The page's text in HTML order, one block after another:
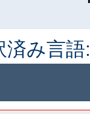
済み言